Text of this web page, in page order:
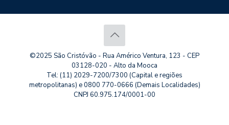
©2025 São Cristóvão - Rua Américo Ventura, 123 - CEP
03128-020 - Alto da Mooca
Tel: (11) 2029-7200/7300 (Capital e regiões
metropolitanas) e 0800 770-0666 (Demais Localidades)
CNPJ 60.975.174/0001-00